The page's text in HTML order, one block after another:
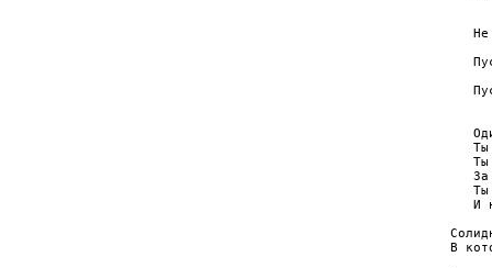
Не
Ты
Ты
За
Ты
И
В